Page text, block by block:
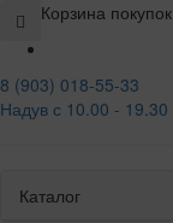
Корзина покупок
8 (903) 018-55-33
Надув с 10.00 - 19.30
Каталог